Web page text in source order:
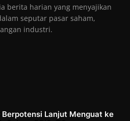
berita harian yang menyajikan
seputar pasar saham,
industri.
Berpotensi Lanjut Menguat ke